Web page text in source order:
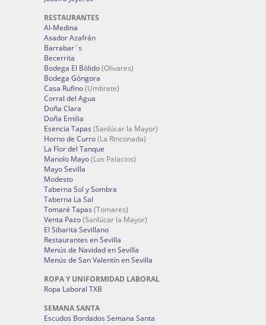
RESTAURANTES
Al-Medina
Asador Azafrán
Barrabar´s
Becerrita
Bodega El Bólido(Olivares)
Bodega Góngora
Casa Rufino(Umbrete)
Corral del Agua
Doña Clara
Doña Emilia
Esencia Tapas (Sanlúcar la Mayor)
Horno de Curro(La Rinconada)
La Flor del Tanque
Manolo Mayo(Los Palacios)
Mayo Sevilla
Modesto
Taberna Sol y Sombra
Taberna La Sal
Tomaré Tapas (Tomares)
Venta Pazo(Sanlúcar la Mayor)
El Sibarita Sevillano
Restaurantes en Sevilla
Menús de Navidad en Sevilla
Menús de San Valentín en Sevilla
ROPA Y UNIFORMIDAD LABORAL
Ropa Laboral TXB
SEMANA SANTA
Escudos Bordados Semana Santa